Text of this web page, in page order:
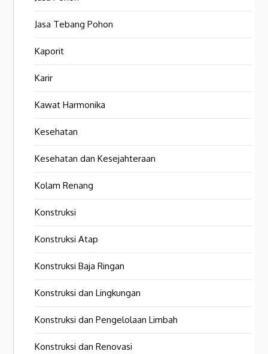
Jasa Tebang Pohon
Kaporit
Karir
Kawat Harmonika
Kesehatan
Kesehatan dan Kesejahteraan
Kolam Renang
Konstruksi
Konstruksi Atap
Konstruksi Baja Ringan
Konstruksi dan Lingkungan
Konstruksi dan Pengelolaan Limbah
Konstruksi dan Renovasi